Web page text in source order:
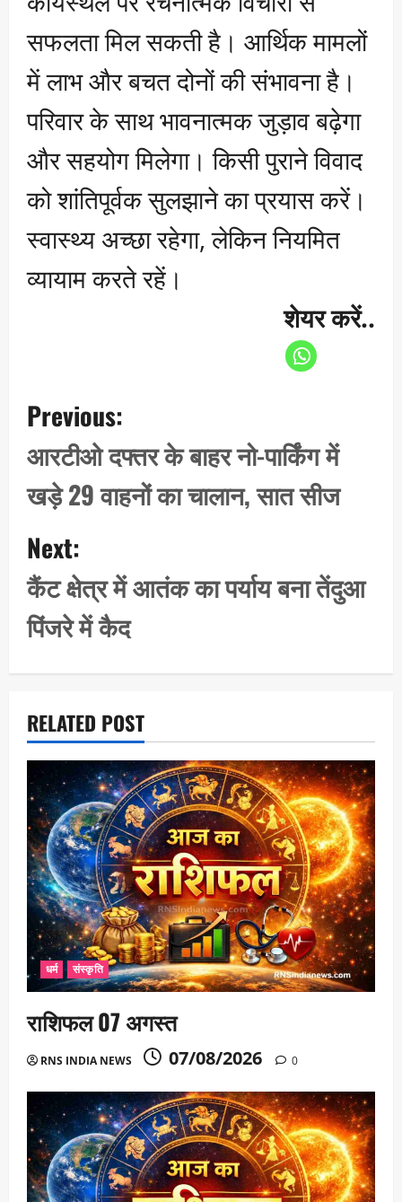
सफलता मिल सकती है। आर्थिक मामलों
में लाभ और बचत दोनों की संभावना है।
परिवार के साथ भावनात्मक जुड़ाव बढ़ेगा
और सहयोग मिलेगा। किसी पुराने विवाद
को शांतिपूर्वक सुलझाने का प्रयास करें।
स्वास्थ्य अच्छा रहेगा, लेकिन नियमित
व्यायाम करते रहें।
शेयर करें..
o
s
t
n
v
i
g
a
i
n
Previous:
आरटीओ दफ्तर के बाहर नो-पार्किंग में
खड़े 29 वाहनों का चालान, सात सीज
Next:
कैंट क्षेत्र में आतंक का पर्याय बना तेंदुआ
पिंजरे में कैद
RELATED POST
धर्म संस्कृति
राशिफल 07 अगस्त
RNS INDIA NEWS 07/08/2026 0